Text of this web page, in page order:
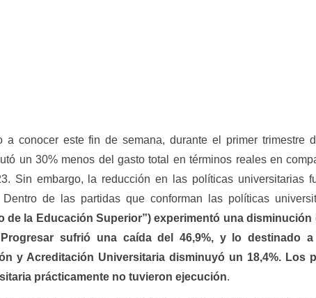
a conocer este fin de semana, durante el primer trimestre
un 30% menos del gasto total en términos reales en
Sin embargo, la reducción en las políticas universitarias
de las partidas que conforman las políticas
de la Educación Superior”) experimentó una disminución
sufrió una caída del 46,9%, y lo destinado
y Acreditación Universitaria disminuyó un 18,4%. Los
prácticamente no tuvieron ejecución.